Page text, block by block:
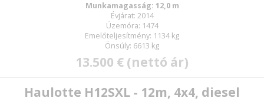
Munkamagasság: 12,0 m
Évjárat: 2014
Üzemóra: 1474
Emelőteljesítmény: 1134 kg
Önsúly: 6613 kg
13.500 € (nettó ár)
Haulotte H12SXL - 12m, 4x4, diesel